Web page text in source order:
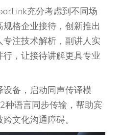
充分考虑到不同场
格企业接待，创新推出
注技术解析，副讲人实
，让接待讲解更具专业
备，启动同声传译模
种语言同步传输，帮助宾
文化沟通障碍。